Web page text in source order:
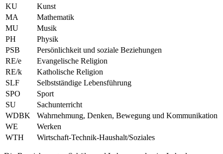
KU
Kunst
MA
Mathematik
MU
Musik
PH
Physik
PSB
Persönlichkeit und soziale Beziehungen
RE/e
Evangelische Religion
RE/k
Katholische Religion
SLF
Selbstständige Lebensführung
SPO
Sport
SU
Sachunterricht
WDBK
Wahrnehmung, Denken, Bewegung und Kommunikation
WE
Werken
WTH
Wirtschaft-Technik-Haushalt/Soziales